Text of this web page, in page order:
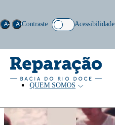
QUEM SOMOS
Acessibilidade
A- A+Contraste